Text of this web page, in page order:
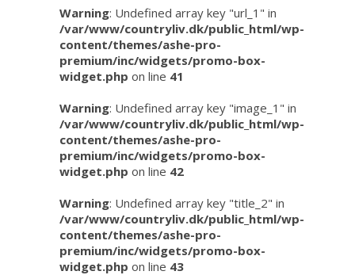
Warning: Undefined array key "url_1" in
/var/www/countryliv.dk/public_html/wp-
content/themes/ashe-pro-
premium/inc/widgets/promo-box-
widget.php on line 41
Warning: Undefined array key "image_1" in
/var/www/countryliv.dk/public_html/wp-
content/themes/ashe-pro-
premium/inc/widgets/promo-box-
widget.php on line 42
Warning: Undefined array key "title_2" in
/var/www/countryliv.dk/public_html/wp-
content/themes/ashe-pro-
premium/inc/widgets/promo-box-
widget.php on line 43